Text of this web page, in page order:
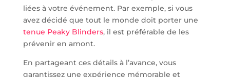
liées à votre événement. Par exemple, si vous
avez décidé que tout le monde doit porter une
tenue Peaky Blinders, il est préférable de les
prévenir en amont.
En partageant ces détails à l’avance, vous
garantissez une expérience mémorable et